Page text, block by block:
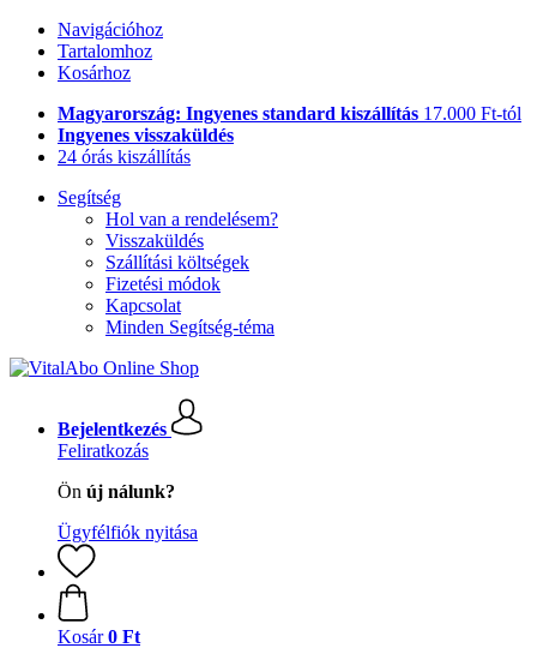
Navigációhoz
Tartalomhoz
Kosárhoz
Magyarország: Ingyenes standard kiszállítás 17.000 Ft-tól
Ingyenes visszaküldés
24 órás kiszállítás
Segítség
Hol van a rendelésem?
Visszaküldés
Szállítási költségek
Fizetési módok
Kapcsolat
Minden Segítség-téma
Bejelentkezés
Feliratkozás
Ön új nálunk?
Ügyfélfiók nyitása
Kosár 0 Ft